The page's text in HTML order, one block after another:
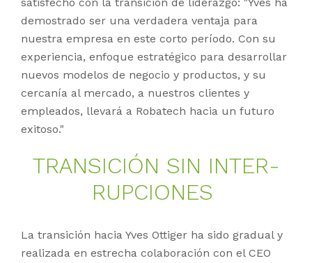
satisfecho con la transición de liderazgo: "Yves ha
demostrado ser una verdadera ventaja para
nuestra empresa en este corto período. Con su
experiencia, enfoque estratégico para desarrollar
nuevos modelos de negocio y productos, y su
cercanía al mercado, a nuestros clientes y
empleados, llevará a Robatech hacia un futuro
exitoso."
TRAN­SI­CIÓN SIN IN­TER­
RUP­CIO­NES
La transición hacia Yves Ottiger ha sido gradual y
realizada en estrecha colaboración con el CEO